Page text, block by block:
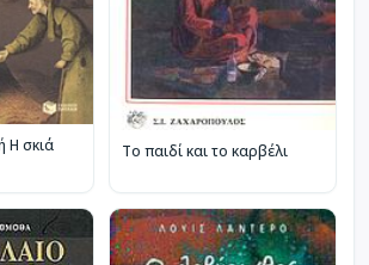
Η σκιά
Το παιδί και το καρβέλι